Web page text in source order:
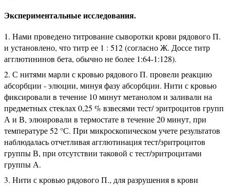
Экспериментальные исследования.
Нами проведено титрование сыворотки крови рядового П.
и установлено, что титр ее 1 : 512 (согласно Ж. Доссе титр
агглютининов бета, обычно не более 1:64-1:128).
С нитями марли с кровью рядового П. провели реакцию
абсорбции - элюции, минуя фазу абсорбции. Нити с кровью
фиксировали в течение 10 минут метанолом и заливали на
предметных стеклах 0,25 % взвесями тест/ эритроцитов групп
А и В, элюировали в термостате в течение 20 минут, при
температуре 52 °С. При микроскопическом учете результатов
наблюдалась отчетливая агглютинация тест/эритроцитов
группы В, при отсутствии таковой с тест/эритроцитами
группы А.
Нити с кровью рядового П., для разрушения в крови